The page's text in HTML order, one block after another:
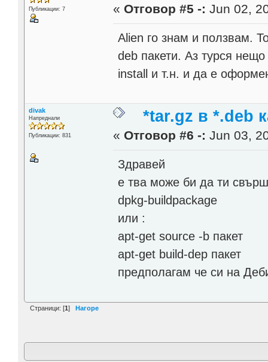
Публикации: 7 « Отговор #5 -: Jun 02,
Alien го знам и ползвам.
deb пакети. Аз турся
install и т.н. и да е
divak
Напреднали
Публикации: 831
*tar.gz в *.deb
« Отговор #6 -: Jun 03,
Здравей
е тва може би да ти
dpkg-buildpackage
или :
apt-get source -b пакет
apt-get build-dep пакет
предполагам че си на
Страници: [1] Нагоре